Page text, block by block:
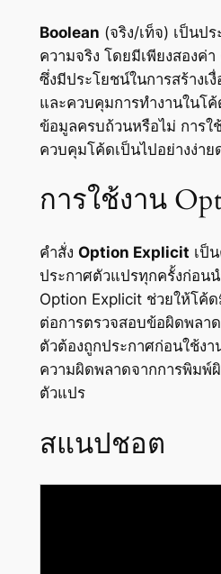
Boolean (จริง/เท็จ) เป็นป
ความจริง โดยมีเพียงสองค่
ซึ่งมีประโยชน์ในการสร้างเ
และควบคุมการทำงานในโค้
ข้อมูลครบถ้วนหรือไม่ การใ
ควบคุมโค้ดเป็นไปอย่างง่า
การใช้งาน
คำสั่ง Option Explicit เป็
ประกาศตัวแปรทุกครั้งก่อน
Option Explicit ช่วยให้โค้
ต่อการตรวจสอบข้อผิดพลา
ตัวต้องถูกประกาศก่อนใช้งา
ความผิดพลาดจากการพิมพ์
ตัวแปร
สแนปชอต